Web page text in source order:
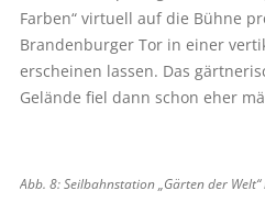
Farben“ virtuell auf die Bühne
Brandenburger Tor in einer
erscheinen lassen. Das
Gelände fiel dann schon eher
Abb. 8: Seilbahnstation „Gärten der